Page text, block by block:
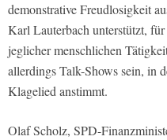
demonstrative Freudlosigkeit
Karl Lauterbach unterstützt,
jeglicher menschlichen
allerdings Talk-Shows sein, in
Klagelied anstimmt.
Olaf Scholz, SPD-